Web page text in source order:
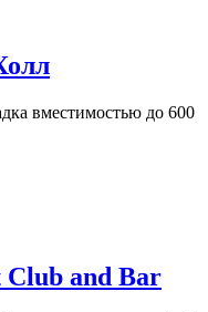
вместимостью до 600
Club and Bar